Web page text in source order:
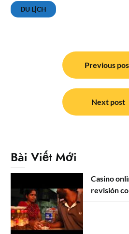
DU LỊCH
Previous
Next post
Bài Viết Mới
Casino
revisión